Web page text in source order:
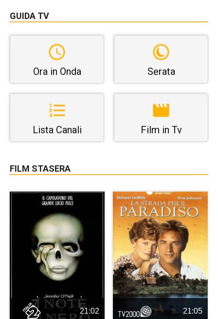
GUIDA TV
Ora in Onda Serata
Lista Canali Film in Tv
FILM STASERA
21:02 21:05